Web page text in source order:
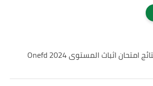
موقع اعلان نتائج امتحان اثباث المستوى 2024 Onefd